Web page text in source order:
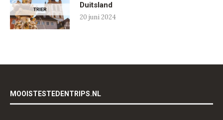
Duitsland
20 juni 2024
MOOISTESTEDENTRIPS.NL